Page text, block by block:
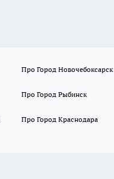
Про Город Новочебоксарск
Про Город Рыбинск
Про Город Краснодара